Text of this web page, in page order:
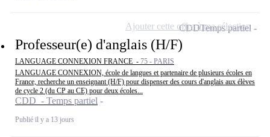
Professeur(e) d'anglais (H/F)
LANGUAGE CONNEXION FRANCE - 75 - PARIS
LANGUAGE CONNEXION, école de langues et partenaire de plusieurs écoles en
France, recherche un enseignant (H/F) pour dispenser des cours d'anglais aux élèves
de cycle 2 (du CP au CE) pour deux écoles...
CDD - Temps partiel
Publié il y a 13 jours
CDDTemps partiel
Ajouter cette offre à ma sélection